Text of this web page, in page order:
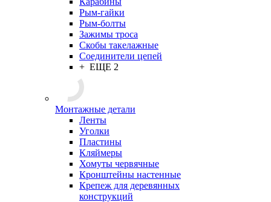
Рым-гайки
Рым-болты
Зажимы троса
Скобы такелажные
Соединители цепей
+ ЕЩЕ 2
Монтажные детали
Ленты
Уголки
Пластины
Кляймеры
Хомуты червячные
Кронштейны настенные
Крепеж для деревянных
конструкций